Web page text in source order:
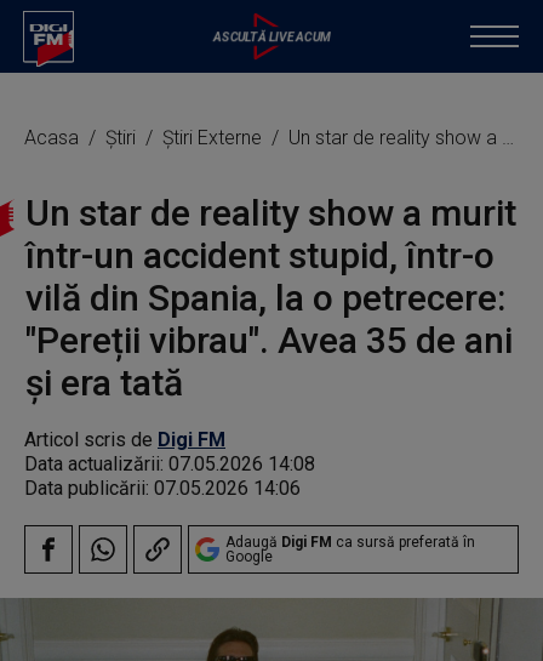
Acasa Știri Știri Externe Un star de reality show a murit într-un accident stupid, într-o vilă din Spania, la o petrecere: "Pereții vibrau". Avea 35 de ani și era tată
Un star de reality show a murit
într-un accident stupid, într-o
vilă din Spania, la o petrecere:
"Pereții vibrau". Avea 35 de ani
și era tată
Articol scris de Digi FM
Data actualizării: 07.05.2026 14:08
Data publicării: 07.05.2026 14:06
Adaugă Digi FM ca sursă preferată în
Google